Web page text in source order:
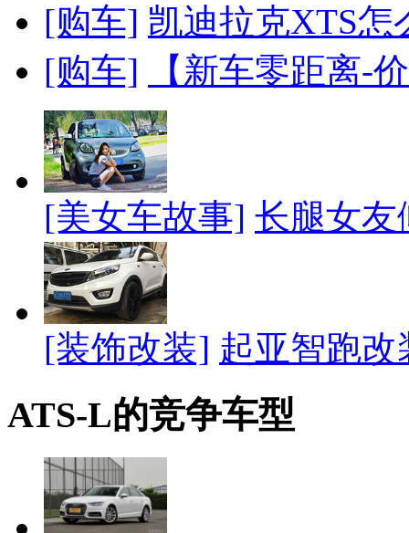
[购车] 凯迪拉克XTS怎
[购车]
【新车零距离-
[美女车故事] 长腿女友
[装饰改装] 起亚智跑
ATS-L的竞争车型